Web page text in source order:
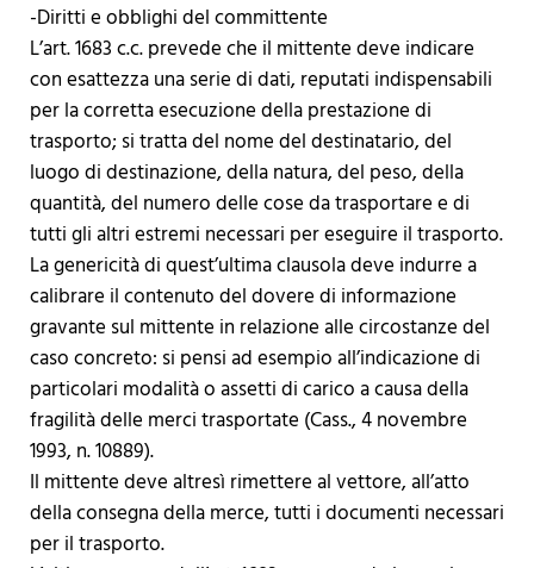
-Diritti e obblighi del committente
L’art. 1683 c.c. prevede che il mittente deve indicare
con esattezza una serie di dati, reputati indispensabili
per la corretta esecuzione della prestazione di
trasporto; si tratta del nome del destinatario, del
luogo di destinazione, della natura, del peso, della
quantità, del numero delle cose da trasportare e di
tutti gli altri estremi necessari per eseguire il trasporto.
La genericità di quest’ultima clausola deve indurre a
calibrare il contenuto del dovere di informazione
gravante sul mittente in relazione alle circostanze del
caso concreto: si pensi ad esempio all’indicazione di
particolari modalità o assetti di carico a causa della
fragilità delle merci trasportate (Cass., 4 novembre
1993, n. 10889).
Il mittente deve altresì rimettere al vettore, all’atto
della consegna della merce, tutti i documenti necessari
per il trasporto.